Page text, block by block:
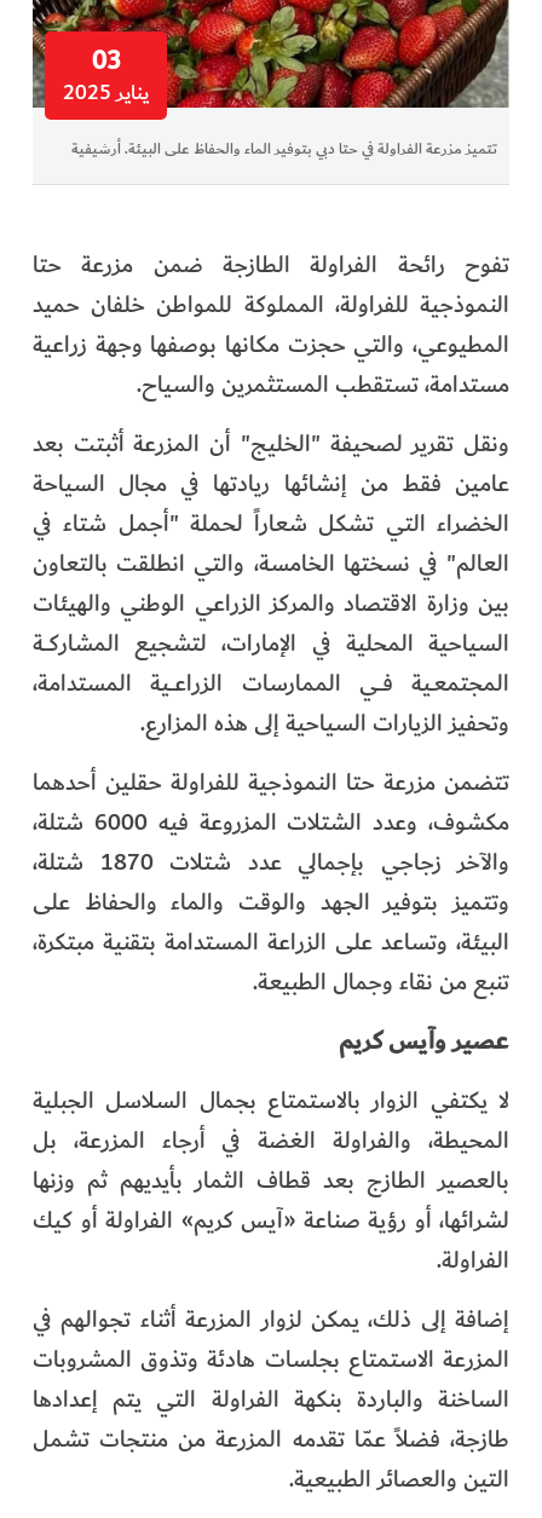
تقارير الخور
فيديو
الفرجان
تكنولوجيا
من العالم
الأكثر قراءة
03
يناير 2025
تتميز مزرعة الفراولة في حتا دبي بتوفير الماء والحفاظ على البيئة. أرشيفية
تفوح رائحة الفراولة الطازجة ضمن مزرعة حتا
النموذجية للفراولة، المملوكة للمواطن خلفان حميد
المطيوعي، والتي حجزت مكانها بوصفها وجهة زراعية
مستدامة، تستقطب المستثمرين والسياح.
ونقل تقرير لصحيفة "الخليج" أن المزرعة أثبتت بعد
عامين فقط من إنشائها ريادتها في مجال السياحة
الخضراء التي تشكل شعاراً لحملة "أجمل شتاء في
العالم" في نسختها الخامسة، والتي انطلقت بالتعاون
بين وزارة الاقتصاد والمركز الزراعي الوطني والهيئات
السياحية المحلية في الإمارات، لتشجيع المشاركــة
المجتمعـية فــي الممارسات الزراعــية المستدامة،
وتحفيز الزيارات السياحية إلى هذه المزارع.
تتضمن مزرعة حتا النموذجية للفراولة حقلين أحدهما
مكشوف، وعدد الشتلات المزروعة فيه 6000 شتلة،
والآخر زجاجي بإجمالي عدد شتلات 1870 شتلة،
وتتميز بتوفير الجهد والوقت والماء والحفاظ على
البيئة، وتساعد على الزراعة المستدامة بتقنية مبتكرة،
تنبع من نقاء وجمال الطبيعة.
عصير وآيس كريم
لا يكتفي الزوار بالاستمتاع بجمال السلاسل الجبلية
المحيطة، والفراولة الغضة في أرجاء المزرعة، بل
بالعصير الطازج بعد قطاف الثمار بأيديهم ثم وزنها
لشرائها، أو رؤية صناعة «آيس كريم» الفراولة أو كيك
الفراولة.
إضافة إلى ذلك، يمكن لزوار المزرعة أثناء تجوالهم في
المزرعة الاستمتاع بجلسات هادئة وتذوق المشروبات
الساخنة والباردة بنكهة الفراولة التي يتم إعدادها
طازجة، فضلاً عمّا تقدمه المزرعة من منتجات تشمل
التين والعصائر الطبيعية.